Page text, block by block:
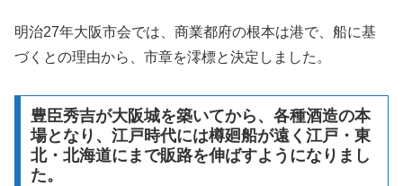
明治27年大阪市会では、商業都府の根本は港で、船に基
づくとの理由から、市章を澪標と決定しました。
豊臣秀吉が大阪城を築いてから、各種酒造の本
場となり、江戸時代には樽廻船が遠く江戸・東
北・北海道にまで販路を伸ばすようになりまし
た。